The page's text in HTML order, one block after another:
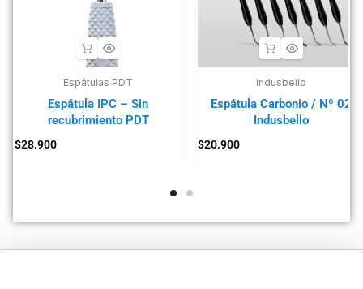
Espátulas PDT
Espátula IPC – Sin
recubrimiento PDT
$28.900
Indusbello
Espátula Carbonio / Nº 02
Indusbello
$20.900